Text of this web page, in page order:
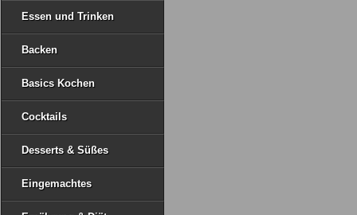
Essen und Trinken
Backen
Basics Kochen
Cocktails
Desserts & Süßes
Eingemachtes